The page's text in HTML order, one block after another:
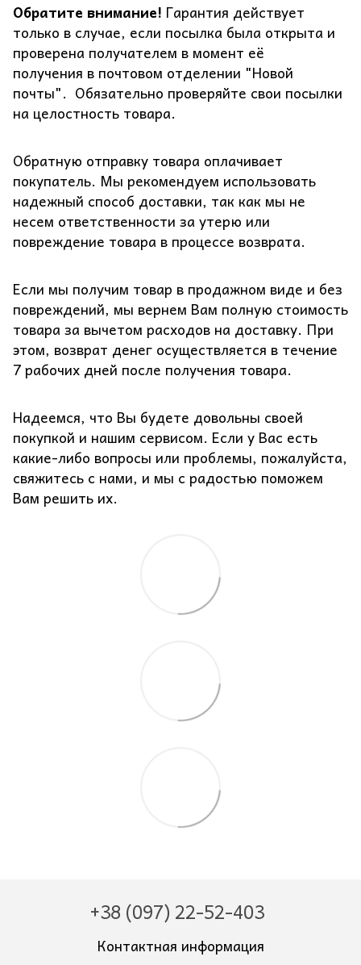
Обратите внимание! Гарантия действует
только в случае, если посылка была открыта и
проверена получателем в момент её
получения в почтовом отделении "Новой
почты". Обязательно проверяйте свои посылки
на целостность товара.
Обратную отправку товара оплачивает
покупатель. Мы рекомендуем использовать
надежный способ доставки, так как мы не
несем ответственности за утерю или
повреждение товара в процессе возврата.
Если мы получим товар в продажном виде и без
повреждений, мы вернем Вам полную стоимость
товара за вычетом расходов на доставку. При
этом, возврат денег осуществляется в течение
7 рабочих дней после получения товара.
Надеемся, что Вы будете довольны своей
покупкой и нашим сервисом. Если у Вас есть
какие-либо вопросы или проблемы, пожалуйста,
свяжитесь с нами, и мы с радостью поможем
Вам решить их.
+38 (097) 22-52-403
Контактная информация